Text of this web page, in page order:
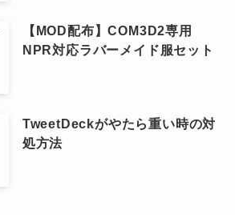
【MOD配布】COM3D2専用
NPR対応ラバーメイド服セット
TweetDeckがやたら重い時の対
処方法